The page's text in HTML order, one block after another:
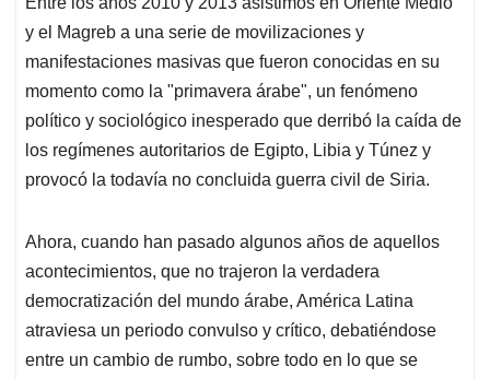
s
A
p
p
b
o
o
k
e
d
I
n
l
a
d
s
y el Magreb a una serie de movilizaciones y
manifestaciones masivas que fueron conocidas en su
momento como la "primavera árabe", un fenómeno
político y sociológico inesperado que derribó la caída de
los regímenes autoritarios de Egipto, Libia y Túnez y
provocó la todavía no concluida guerra civil de Siria.
Ahora, cuando han pasado algunos años de aquellos
acontecimientos, que no trajeron la verdadera
democratización del mundo árabe, América Latina
atraviesa un periodo convulso y crítico, debatiéndose
entre un cambio de rumbo, sobre todo en lo que se